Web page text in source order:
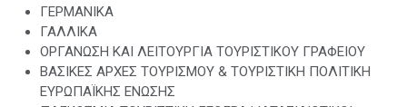
ΓΕΡΜΑΝΙΚΑ
ΓΑΛΛΙΚΑ
ΟΡΓΑΝΩΣΗ ΚΑΙ ΛΕΙΤΟΥΡΓΙΑ ΤΟΥΡΙΣΤΙΚΟΥ ΓΡΑΦΕΙΟΥ
ΒΑΣΙΚΕΣ ΑΡΧΕΣ ΤΟΥΡΙΣΜΟΥ & ΤΟΥΡΙΣΤΙΚΗ ΠΟΛΙΤΙΚΗ
ΕΥΡΩΠΑΪΚΗΣ ΕΝΩΣΗΣ